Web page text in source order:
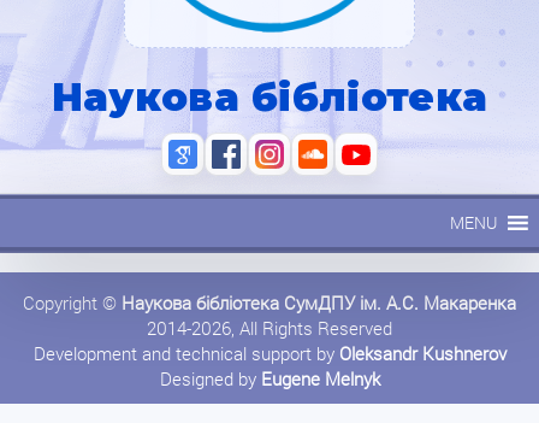
Наукова бібліотека
MENU
Copyright © Наукова бібліотека СумДПУ ім. А.С. Макаренка
2014-2026, All Rights Reserved
Development and technical support by Oleksandr Kushnerov
Designed by Eugene Melnyk